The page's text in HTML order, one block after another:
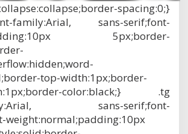
spacing:0;}
sans-serif;font-
5px;border-
top-width:1px;border-
color:black;} .tg
sans-serif;font-
weight:normal;padding:10px